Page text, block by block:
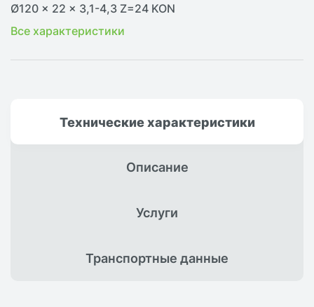
Ø120 x 22 x 3,1-4,3 Z=24 KON
Все характеристики
Техническиехарактеристики
Описание
Услуги
Транспортныеданные